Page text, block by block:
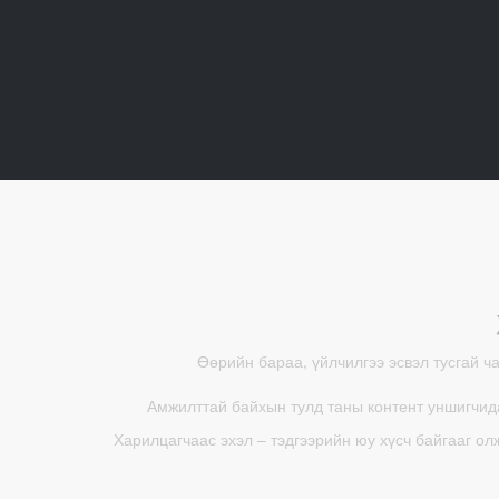
Өөрийн бараа, үйлчилгээ эсвэл тусгай
Амжилттай байхын тулд таны контент
Харилцагчаас эхэл – тэдгээрийн юу хүсч байгааг